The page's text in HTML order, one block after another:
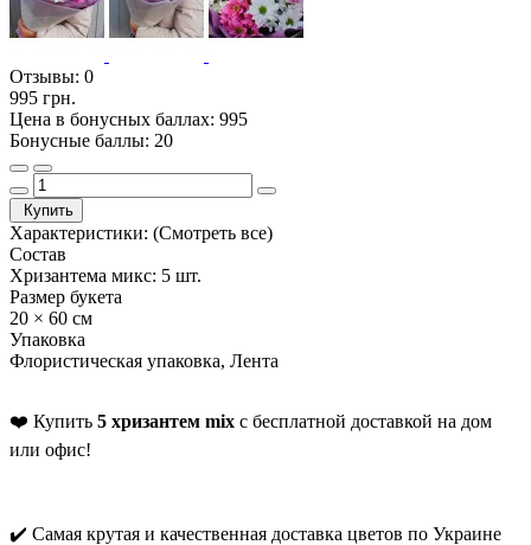
Отзывы: 0
995 грн.
Цена в бонусных баллах: 995
Бонусные баллы: 20
Купить
Характеристики: (Смотреть все)
Состав
Хризантема микс: 5 шт.
Размер букета
20 × 60 см
Упаковка
Флористическая упаковка, Лента
❤️ Купить 5 хризантем mix с бесплатной доставкой на дом
или офис!
✔️ Самая крутая и качественная доставка цветов по Украине